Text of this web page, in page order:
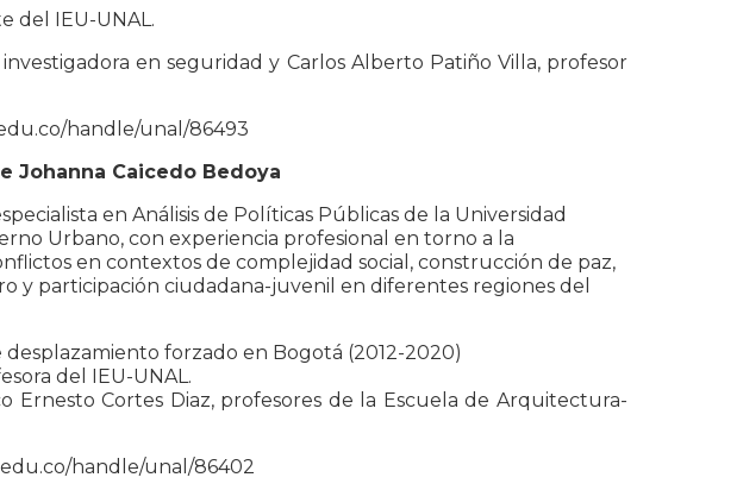
del IEU-UNAL.
en seguridad y Carlos Alberto Patiño Villa, profesor
handle/unal/86493
Johanna Caicedo Bedoya
en Análisis de Políticas Públicas de la Universidad
Urbano, con experiencia profesional en torno a la
en contextos de complejidad social, construcción de paz,
y participación ciudadana-juvenil en diferentes regiones del
desplazamiento forzado en Bogotá (2012-2020)
del IEU-UNAL.
Ernesto Cortes Diaz, profesores de la Escuela de Arquitectura-
handle/unal/86402